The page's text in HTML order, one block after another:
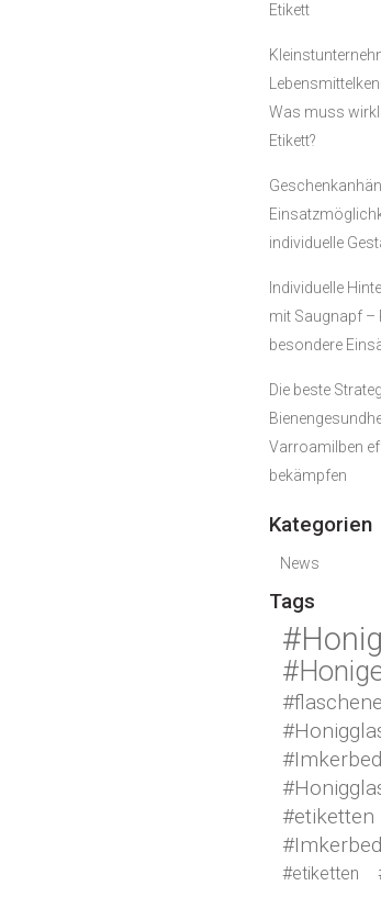
Etikett
Was muss
Etikett?
individuelle
Individuelle
mit Saugnapf –
besondere
Die beste
Varroamilben
bekämpfen
Kategorien
News
Tags
#etiketten
#etiketten